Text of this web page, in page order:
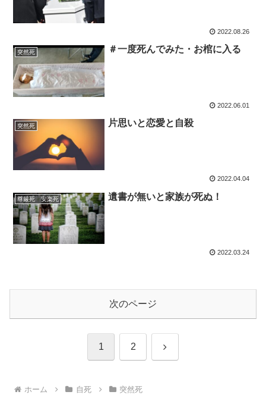
2022.08.26
突然死 ＃一度死んでみた・お棺に入る
2022.06.01
突然死 片思いと恋愛と自殺
2022.04.04
尊厳死 安楽死 遺書が無いと家族が死ぬ！
2022.03.24
次のページ
1 2 次
ホーム 自死 突然死